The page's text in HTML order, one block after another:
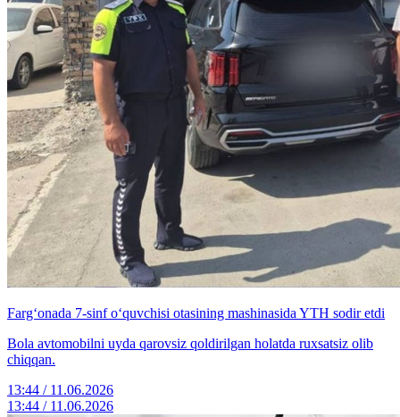
Farg‘onada 7-sinf o‘quvchisi otasining mashinasida YTH sodir etdi
Bola avtomobilni uyda qarovsiz qoldirilgan holatda ruxsatsiz olib
chiqqan.
13:44 / 11.06.2026
13:44 / 11.06.2026